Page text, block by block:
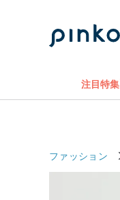
注目特集
ファッション